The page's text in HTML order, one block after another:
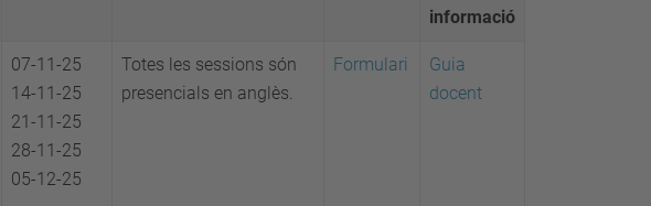
informació
07-11-25
14-11-25
21-11-25
28-11-25
05-12-25
Totes les sessions són
presencials en anglès.
Formulari
Guia
docent